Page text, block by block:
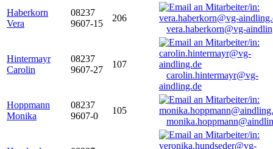
Haberkorn
Vera
08237
9607-15
206
vera.haberkorn@vg-
Hintermayr
Carolin
08237
9607-27
107
carolin.hintermayr@vg-
aindling.de
Hoppmann
Monika
08237
9607-0
105